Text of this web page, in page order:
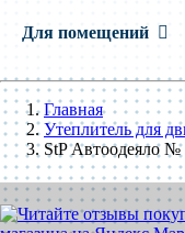
Для помещений
Главная
Утеплитель для
StP Автоодеяло №